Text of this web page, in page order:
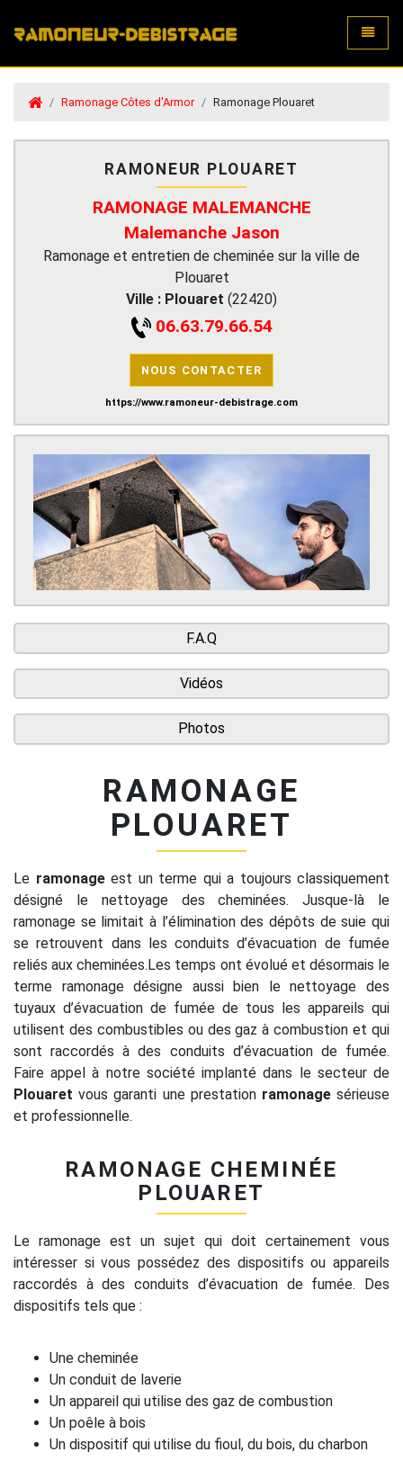
Ramonage Côtes d'Armor Ramonage Plouaret
RAMONEUR PLOUARET
RAMONAGE MALEMANCHE
Malemanche Jason
Ramonage et entretien de cheminée sur la ville de
Plouaret
Ville : Plouaret (22420)
06.63.79.66.54
NOUS CONTACTER
https://www.ramoneur-debistrage.com
F.A.Q
Vidéos
Photos
RAMONAGE
PLOUARET
Le ramonageest un terme qui a toujours classiquement
désigné le nettoyage des cheminées. Jusque-là le
ramonage se limitait à l’élimination des dépôts de suie qui
se retrouvent dans les conduits d’évacuation de fumée
reliés aux cheminées.Les temps ont évolué et désormais le
terme ramonage désigne aussi bien le nettoyage des
tuyaux d’évacuation de fumée de tous les appareils qui
utilisent des combustibles ou des gaz à combustion et qui
sont raccordés à des conduits d’évacuation de fumée.
Faire appel à notre société implanté dans le secteur de
Plouaret vous garanti une prestation ramonagesérieuse
et professionnelle.
RAMONAGE CHEMINÉE
PLOUARET
Le ramonage est un sujet qui doit certainement vous
intéresser si vous possédez des dispositifs ou appareils
raccordés à des conduits d’évacuation de fumée. Des
dispositifs tels que :
Une cheminée
Un conduit de laverie
Un appareil qui utilise des gaz de combustion
Un poêle à bois
Un dispositif qui utilise du fioul, du bois, du charbon